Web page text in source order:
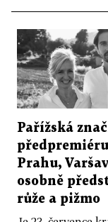
Pařížská
Prahu,
osobně
růže a pižmo